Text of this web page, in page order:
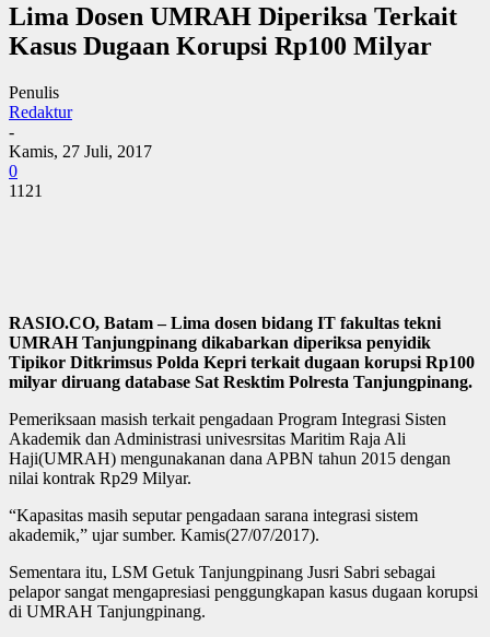
Lima Dosen UMRAH Diperiksa Terkait
Kasus Dugaan Korupsi Rp100 Milyar
Penulis
Redaktur
-
Kamis, 27 Juli, 2017
0
1121
RASIO.CO, Batam – Lima dosen bidang IT fakultas tekni
UMRAH Tanjungpinang dikabarkan diperiksa penyidik
Tipikor Ditkrimsus Polda Kepri terkait dugaan korupsi Rp100
milyar diruang database Sat Resktim Polresta Tanjungpinang.
Pemeriksaan masish terkait pengadaan Program Integrasi Sisten
Akademik dan Administrasi univesrsitas Maritim Raja Ali
Haji(UMRAH) mengunakanan dana APBN tahun 2015 dengan
nilai kontrak Rp29 Milyar.
“Kapasitas masih seputar pengadaan sarana integrasi sistem
akademik,” ujar sumber. Kamis(27/07/2017).
Sementara itu, LSM Getuk Tanjungpinang Jusri Sabri sebagai
pelapor sangat mengapresiasi penggungkapan kasus dugaan korupsi
di UMRAH Tanjungpinang.